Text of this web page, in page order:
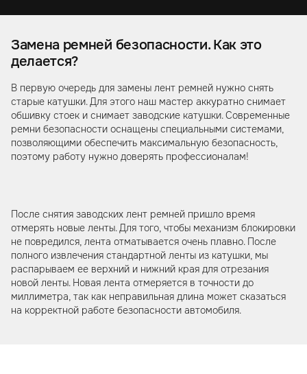
Замена ремней безопасности. Как это
делается?
В первую очередь для замены лент ремней нужно снять
старые катушки. Для этого наш мастер аккуратно снимает
обшивку стоек и снимает заводские катушки. Современные
ремни безопасности оснащены специальными системами,
позволяющими обеспечить максимальную безопасность,
поэтому работу нужно доверять профессионалам!
После снятия заводских лент ремней пришло время
отмерять новые ленты. Для того, чтобы механизм блокировки
не повредился, лента отматывается очень плавно. После
полного извлечения стандартной ленты из катушки, мы
распарываем ее верхний и нижний края для отрезания
новой ленты. Новая лента отмеряется в точности до
миллиметра, так как неправильная длина может сказаться
на корректной работе безопасности автомобиля.